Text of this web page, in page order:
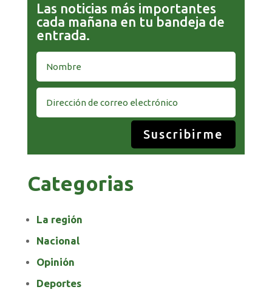
Las noticias más importantes
cada mañana en tu bandeja de
entrada.
Suscribirme
Categorias
La región
Nacional
Opinión
Deportes